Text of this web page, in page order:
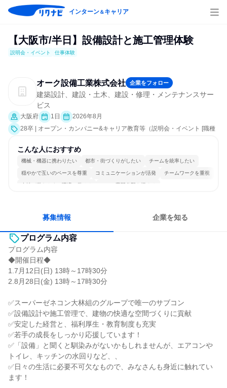
インターン＆キャリア
【大阪市/半日】設備設計と施工管理体験
説明会・イベント 仕事体験
オーク設備工業株式会社 企業をフォロー
建築設計、建設・土木、建設・修理・メンテナンスサー
ビス
大阪府 1日
2026年8月
28卒 | オープン・カンパニー&キャリア教育等（説明会・イベント [職種
こんな人におすすめ
機械・機器に携わりたい 都市・街づくりがしたい チームを統率したい
穏やかで互いのペースを尊重 コミュニケーションが活発 チームワークを重視
女性が働きやすい環境で働ける 一つの専門分野を極める
募集情報 企業を知る
プログラム内容
プログラム内容
◆開催日程◆
1.7月12日(日) 13時～17時30分
2.8月28日(金) 13時～17時30分
✅スーパーゼネコン大林組のグループで唯一のサブコン
✅設備設計や施工管理で、建物の快適な空間づくりに貢献
✅安定した経営と、福利厚生・教育制度も充実
✅若手の成長をしっかり応援しています！
✅「設備」と聞くと馴染みがないかもしれませんが、エアコンや
トイレ、キッチンの水回りなど、、
✅日々の生活に必要不可欠なもので、みなさんも身近に触れてい
ます！